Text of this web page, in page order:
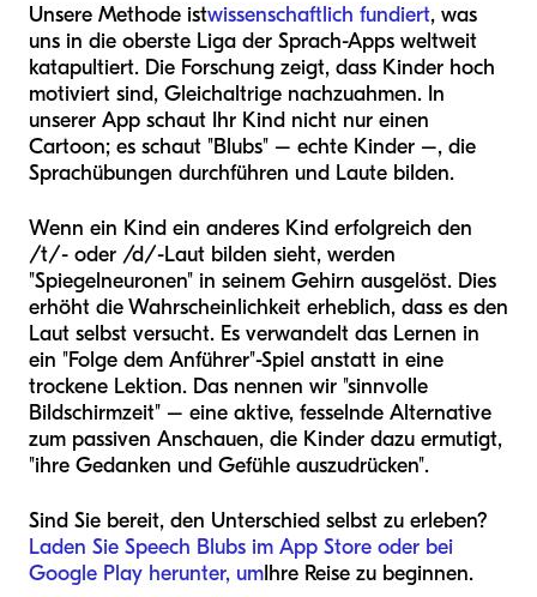
Unsere Methode istwissenschaftlich fundiert, was
uns in die oberste Liga der Sprach-Apps weltweit
katapultiert. Die Forschung zeigt, dass Kinder hoch
motiviert sind, Gleichaltrige nachzuahmen. In
unserer App schaut Ihr Kind nicht nur einen
Cartoon; es schaut "Blubs" – echte Kinder –, die
Sprachübungen durchführen und Laute bilden.
Wenn ein Kind ein anderes Kind erfolgreich den
/t/- oder /d/-Laut bilden sieht, werden
"Spiegelneuronen" in seinem Gehirn ausgelöst. Dies
erhöht die Wahrscheinlichkeit erheblich, dass es den
Laut selbst versucht. Es verwandelt das Lernen in
ein "Folge dem Anführer"-Spiel anstatt in eine
trockene Lektion. Das nennen wir "sinnvolle
Bildschirmzeit" – eine aktive, fesselnde Alternative
zum passiven Anschauen, die Kinder dazu ermutigt,
"ihre Gedanken und Gefühle auszudrücken".
Sind Sie bereit, den Unterschied selbst zu erleben?
Laden Sie Speech Blubs im App Store oder bei
Google Play herunter, um Ihre Reise zu beginnen.